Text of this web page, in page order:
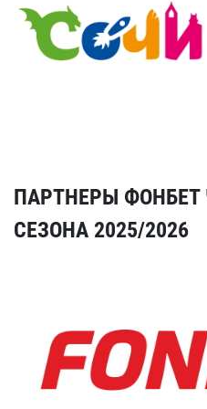
ПАРТНЕРЫ
СЕЗОНА 2025/2026